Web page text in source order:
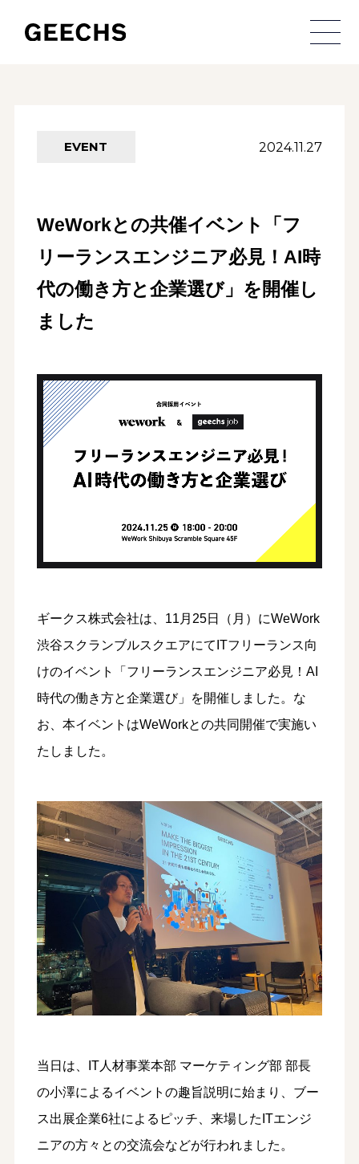
EVENT 2024.11.27
WeWorkとの共催イベント「フ
リーランスエンジニア必見！AI時
代の働き方と企業選び」を開催し
ました
ギークス株式会社は、11月25日（月）にWeWork
渋谷スクランブルスクエアにてITフリーランス向
けのイベント「フリーランスエンジニア必見！AI
時代の働き方と企業選び」を開催しました。な
お、本イベントはWeWorkとの共同開催で実施い
たしました。
当日は、IT人材事業本部 マーケティング部 部長
の小澤によるイベントの趣旨説明に始まり、ブー
ス出展企業6社によるピッチ、来場したITエンジ
ニアの方々との交流会などが行われました。